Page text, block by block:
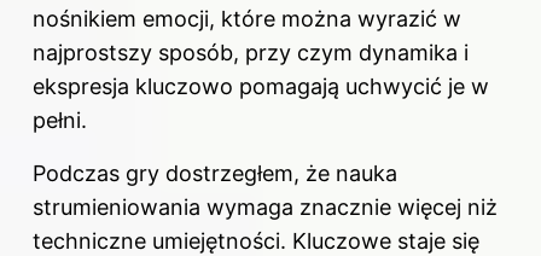
nośnikiem emocji, które można wyrazić w
najprostszy sposób, przy czym dynamika i
ekspresja kluczowo pomagają uchwycić je w
pełni.
Podczas gry dostrzegłem, że nauka
strumieniowania wymaga znacznie więcej niż
techniczne umiejętności. Kluczowe staje się